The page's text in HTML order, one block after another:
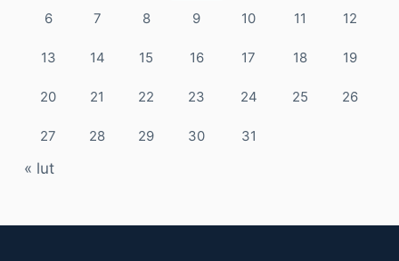
6 7 8 9 10 11 12
13 14 15 16 17 18 19
20 21 22 23 24 25 26
27 28 29 30 31
« lut